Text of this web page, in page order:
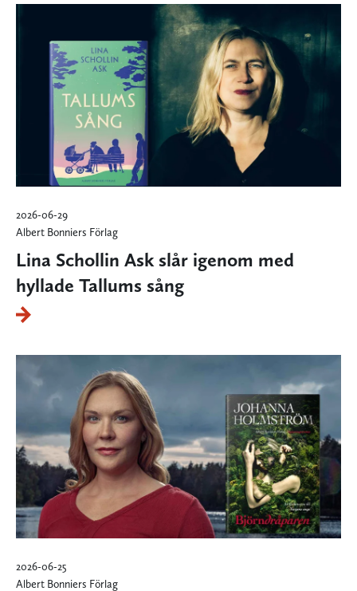
2026-06-29
Albert Bonniers Förlag
Lina Schollin Ask slår igenom med
hyllade Tallums sång
2026-06-25
Albert Bonniers Förlag